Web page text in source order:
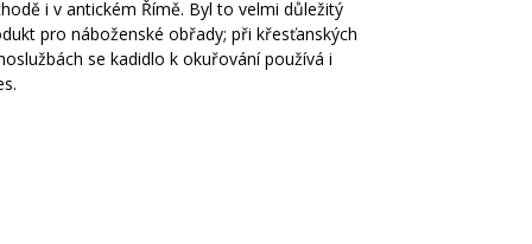
i v antickém Římě. Byl to velmi důležitý
pro náboženské obřady; při křesťanských
se kadidlo k okuřování používá i